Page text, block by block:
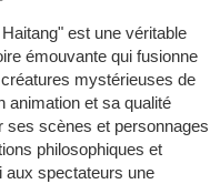
est une véritable
émouvante qui fusionne
mystérieuses de
animation et sa qualité
ses scènes et personnages
philosophiques et
aux spectateurs une